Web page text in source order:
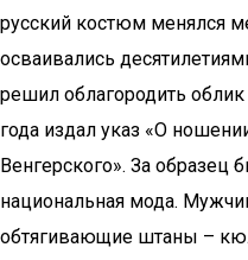
русский костюм менялся
осваивались
решил облагородить
года издал указ «О
Венгерского». За образец
национальная мода.
обтягивающие штаны –